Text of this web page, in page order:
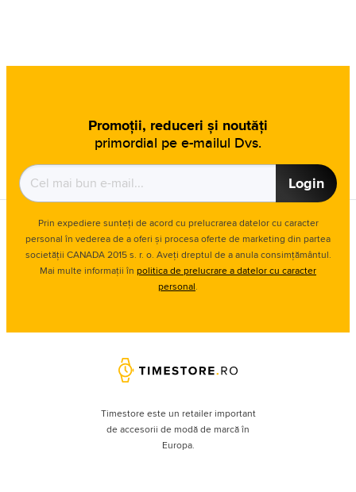
Promoții, reduceri și noutăți
primordial pe e-mailul Dvs.
Login
Prin expediere sunteți de acord cu prelucrarea datelor cu caracter
personal în vederea de a oferi și procesa oferte de marketing din partea
societății CANADA 2015 s. r. o. Aveți dreptul de a anula consimțământul.
Mai multe informații în politica de prelucrare a datelor cu caracter
personal.
Timestore este un retailer important
de accesorii de modă de marcă în
Europa.